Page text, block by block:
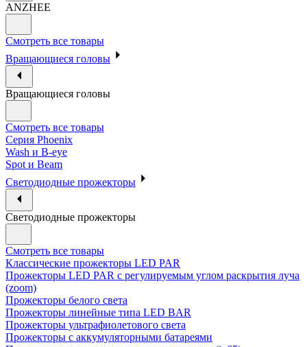
ANZHEE
Смотреть все товары
Вращающиеся головы
Вращающиеся головы
Смотреть все товары
Cерия Phoenix
Wash и B-eye
Spot и Beam
Cветодиодные прожекторы
Cветодиодные прожекторы
Смотреть все товары
Классические прожекторы LED PAR
Прожекторы LED PAR c регулируемым углом раскрытия луча
(zoom)
Прожекторы белого света
Прожекторы линейные типа LED BAR
Прожекторы ультрафиолетового света
Прожекторы с аккумуляторными батареями